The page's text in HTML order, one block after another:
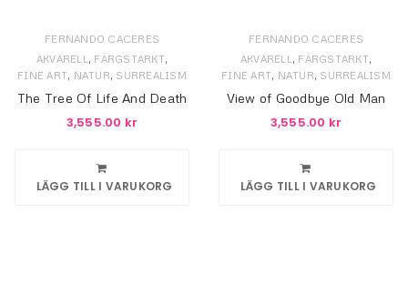
FERNANDO CACERES
AKVARELL , FÄRGSTARKT,
FINE ART, NATUR, SURREALISM
The Tree Of Life And Death
3,555.00 kr
LÄGG TILL I VARUKORG
FERNANDO CACERES
AKVARELL , FÄRGSTARKT,
FINE ART, NATUR, SURREALISM
View of Goodbye Old Man
3,555.00 kr
LÄGG TILL I VARUKORG